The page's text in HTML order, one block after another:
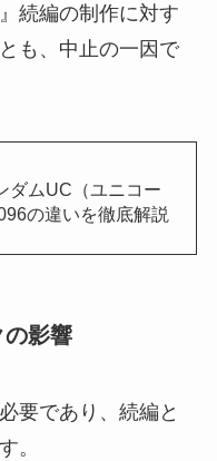
続編の制作に対す
も、中止の一因で
ダムUC（ユニコー
の違いを徹底解説
影響
要であり、続編と
。